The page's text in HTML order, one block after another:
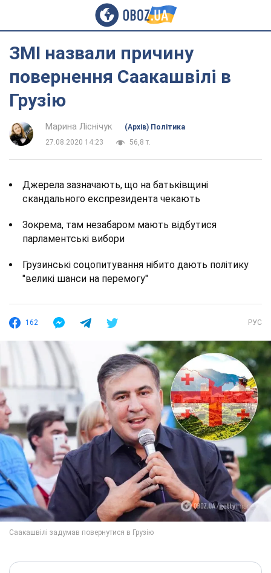
ЗМІ назвали причину
повернення Саакашвілі в
Грузію
Марина Ліснічук
(Архів) Політика
27.08.2020 14:23
56,8 т.
Джерела зазначають, що на батьківщині
скандального експрезидента чекають
Зокрема, там незабаром мають відбутися
парламентські вибори
Грузинські соцопитування нібито дають політику
"великі шанси на перемогу"
162 РУС